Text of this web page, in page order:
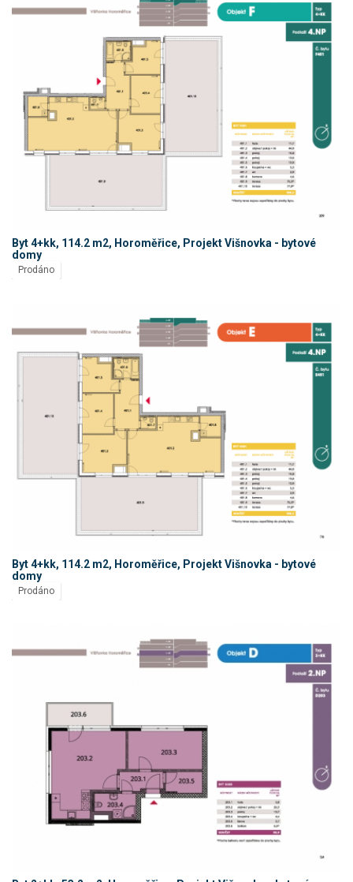
Byt 4+kk, 114.2 m2, Horoměřice, Projekt Višnovka - bytové
domy
Prodáno
Byt 4+kk, 114.2 m2, Horoměřice, Projekt Višnovka - bytové
domy
Prodáno